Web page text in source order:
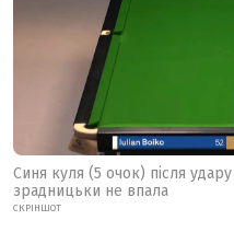
Синя куля (5 очок) після
зрадницьки не впала
СКРІНШОТ